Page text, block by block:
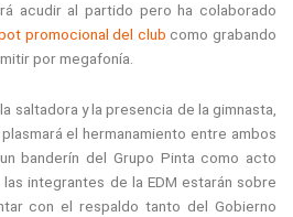
acudir al partido pero ha colaborado
promocional del club como grabando
por megafonía.
saltadora y la presencia de la gimnasta,
el hermanamiento entre ambos
banderín del Grupo Pinta como acto
integrantes de la EDM estarán sobre
con el respaldo tanto del Gobierno